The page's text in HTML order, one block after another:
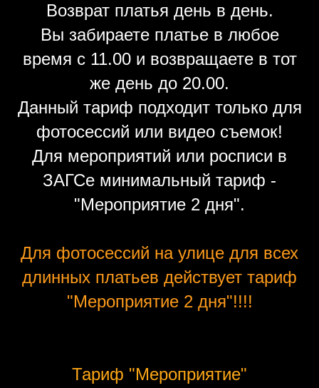
Возврат платья день в день.
Вы забираете платье в любое
время с 11.00 и возвращаете в тот
же день до 20.00.
Данный тариф подходит только для
фотосессий или видео съемок!
Для мероприятий или росписи в
ЗАГСе минимальный тариф -
"Мероприятие 2 дня".
Для фотосессий на улице для всех
длинных платьев действует тариф
"Мероприятие 2 дня"!!!!
Тариф "Мероприятие"